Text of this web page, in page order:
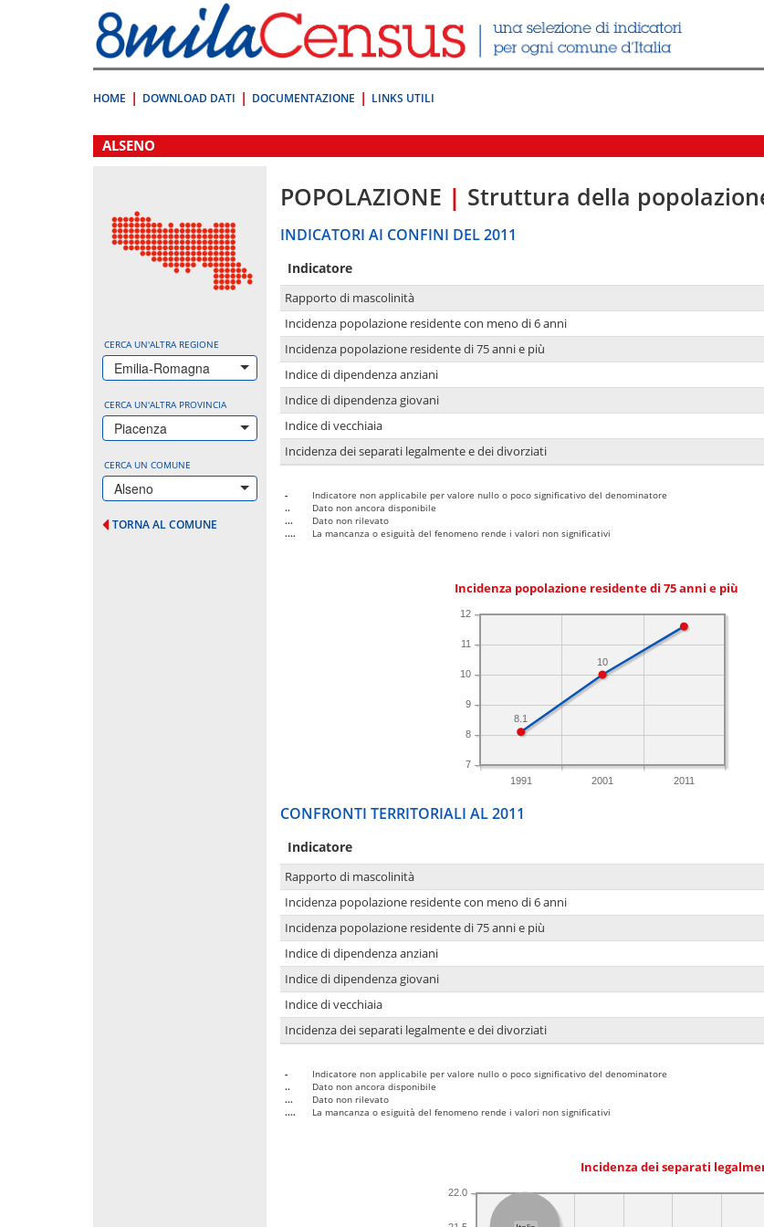
direttamente
a:
Contenuto
HOME DOWNLOAD DATI DOCUMENTAZIONE LINKS UTILI
.
ALSENO
CERCA UN'ALTRA REGIONE
Emilia-Romagna
CERCA UN'ALTRA PROVINCIA
Piacenza
CERCA UN COMUNE
Alseno
TORNA AL COMUNE
POPOLAZIONE | Struttura della
INDICATORI AI CONFINI DEL 2011
Indicatore
Rapporto di mascolinità
Incidenza popolazione residente con meno di 6 anni
Incidenza popolazione residente di 75 anni e più
Indice di dipendenza anziani
Indice di dipendenza giovani
Indice di vecchiaia
Incidenza dei separati legalmente e dei divorziati
-
Indicatore non applicabile per valore nullo o poco significativo del denominatore
..
Dato non ancora disponibile
...
Dato non rilevato
....
La mancanza o esiguità del fenomeno rende i valori non significativi
Incidenza popolazione residente di 75 anni e più
1991 2001 2011
7
8
9
10
11
12
10
8.1
CONFRONTI TERRITORIALI AL 2011
Indicatore
Rapporto di mascolinità
Incidenza popolazione residente con meno di 6 anni
Incidenza popolazione residente di 75 anni e più
Indice di dipendenza anziani
Indice di dipendenza giovani
Indice di vecchiaia
Incidenza dei separati legalmente e dei divorziati
-
Indicatore non applicabile per valore nullo o poco significativo del denominatore
..
Dato non ancora disponibile
...
Dato non rilevato
....
La mancanza o esiguità del fenomeno rende i valori non significativi
Incidenza dei separati
22.0